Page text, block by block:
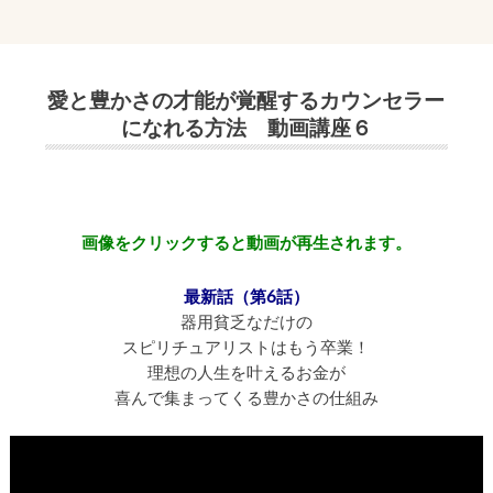
愛と豊かさの才能が覚醒するカウンセラー
になれる方法 動画講座６
画像をクリックすると動画が再生されます。
最新話（第6話）
器用貧乏なだけの
スピリチュアリストはもう卒業！
理想の人生を叶えるお金が
喜んで集まってくる豊かさの仕組み